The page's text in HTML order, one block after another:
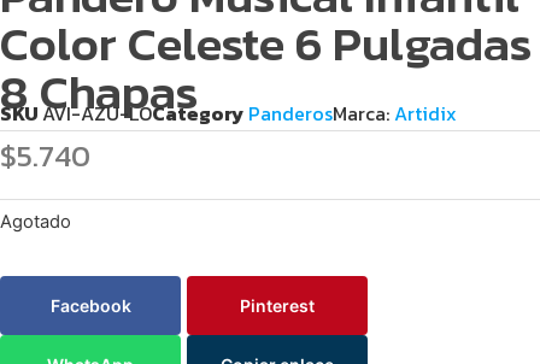
Color Celeste 6 Pulgadas
8 Chapas
SKUAVI-AZU-LOCategory PanderosMarca:Artidix
$5.740
Agotado
Facebook Pinterest